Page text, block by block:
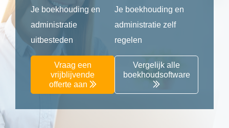
Je boekhouding en
administratie
uitbesteden
Vraag een
vrijblijvende
offerte aan
Je boekhouding en
administratie zelf
regelen
Vergelijk alle
boekhoudsoftware